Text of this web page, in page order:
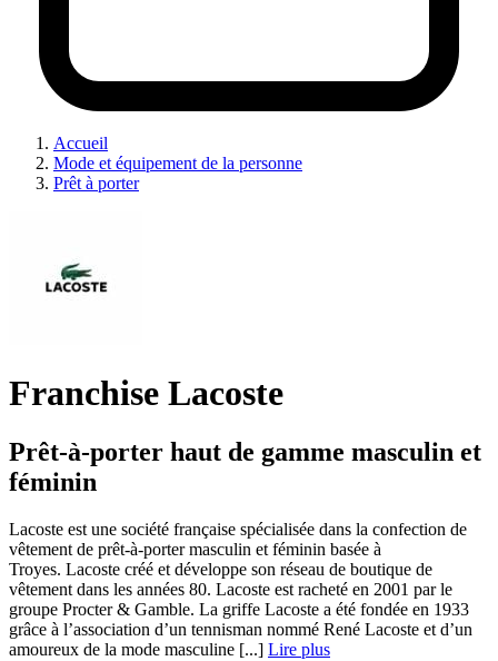
Accueil
Mode et équipement de la personne
Prêt à porter
Franchise Lacoste
Prêt-à-porter haut de gamme masculin et
féminin
Lacoste est une société française spécialisée dans la confection de
vêtement de prêt-à-porter masculin et féminin basée à
Troyes. Lacoste créé et développe son réseau de boutique de
vêtement dans les années 80. Lacoste est racheté en 2001 par le
groupe Procter & Gamble. La griffe Lacoste a été fondée en 1933
grâce à l’association d’un tennisman nommé René Lacoste et d’un
amoureux de la mode masculine [...] Lire plus